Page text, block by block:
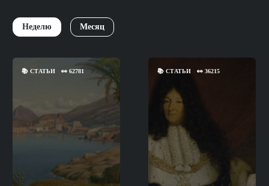
Неделю Месяц
📚 СТАТЬИ 👀 62781 📚СТАТЬИ 👀36215